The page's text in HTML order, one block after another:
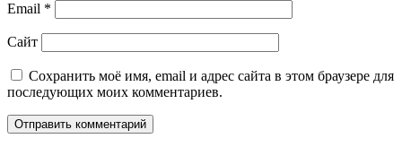
Email *
Сайт
Сохранить моё имя, email и адрес сайта в этом браузере для
последующих моих комментариев.